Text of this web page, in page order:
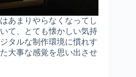
あまりやらなくなってし
て、とても懐かしい気持
タルな制作環境に慣れす
大事な感覚を思い出させ